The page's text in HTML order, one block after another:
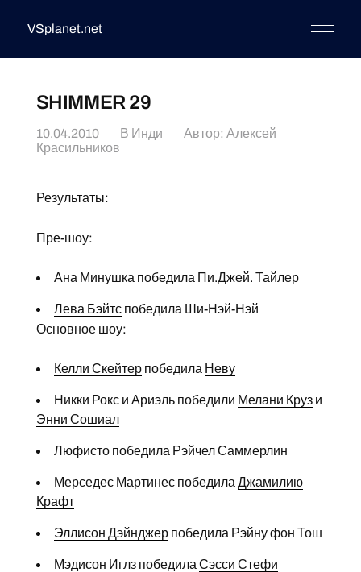
VSplanet.net
SHIMMER 29
10.04.2010 В Инди Автор: Алексей
Красильников
Результаты:
Пре-шоу:
Ана Минушка победила Пи.Джей. Тайлер
Лева Бэйтспобедила Ши-Нэй-Нэй
Основное шоу:
Келли Скейтерпобедила Неву
Никки Рокс и Ариэль победили Мелани Крузи
Энни Сошиал
Люфистопобедила Рэйчел Саммерлин
Мерседес Мартинес победила Джамилию
Крафт
Эллисон Дэйнджерпобедила Рэйну фон Тош
Мэдисон Иглз победила Сэсси Стефи